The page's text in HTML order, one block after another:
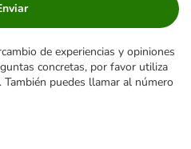
de experiencias y opiniones
concretas, por favor utiliza
. También puedes llamar al número